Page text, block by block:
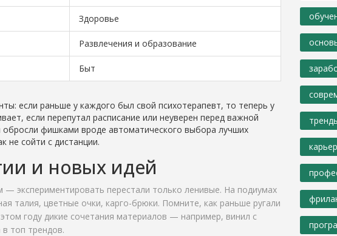
Здоровье
Развлечения и образование
Быт
если раньше у каждого был свой психотерапевт, то теперь у
если перепутал расписание или неуверен перед важной
фишками вроде автоматического выбора лучших
не сойти с дистанции.
и новых идей
— экспериментировать перестали только ленивые. На подиумах
талия, цветные очки, карго-брюки. Помните, как раньше ругали
году дикие сочетания материалов — например, винил с
топ трендов.